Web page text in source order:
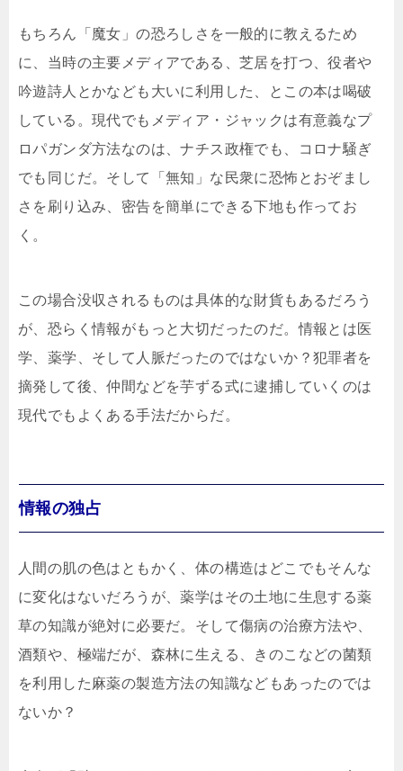
もちろん「魔女」の恐ろしさを一般的に教えるため
に、当時の主要メディアである、芝居を打つ、役者や
吟遊詩人とかなども大いに利用した、とこの本は喝破
している。現代でもメディア・ジャックは有意義なプ
ロパガンダ方法なのは、ナチス政権でも、コロナ騒ぎ
でも同じだ。そして「無知」な民衆に恐怖とおぞまし
さを刷り込み、密告を簡単にできる下地も作ってお
く。
この場合没収されるものは具体的な財貨もあるだろう
が、恐らく情報がもっと大切だったのだ。情報とは医
学、薬学、そして人脈だったのではないか？犯罪者を
摘発して後、仲間などを芋ずる式に逮捕していくのは
現代でもよくある手法だからだ。
情報の独占
人間の肌の色はともかく、体の構造はどこでもそんな
に変化はないだろうが、薬学はその土地に生息する薬
草の知識が絶対に必要だ。そして傷病の治療方法や、
酒類や、極端だが、森林に生える、きのこなどの菌類
を利用した麻薬の製造方法の知識などもあったのでは
ないか？